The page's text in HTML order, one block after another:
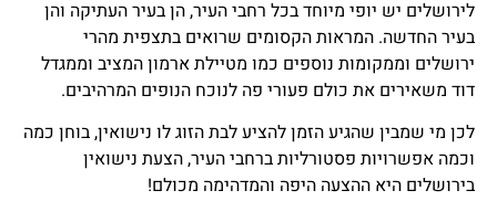
לירושלים יש יופי מיוחד בכל רחבי העיר, הן בעיר העתיקה והן
בעיר החדשה. המראות הקסומים שרואים בתצפית מהרי
ירושלים וממקומות נוספים כמו מטיילת ארמון המציב וממגדל
דוד משאירים את כולם פעורי פה לנוכח הנופים המרהיבים.
לכן מי שמבין שהגיע הזמן להציע לבת הזוג לו נישואין, בוחן כמה
וכמה אפשרויות פסטורליות ברחבי העיר, הצעת נישואין
בירושלים היא ההצעה היפה והמדהימה מכולם!